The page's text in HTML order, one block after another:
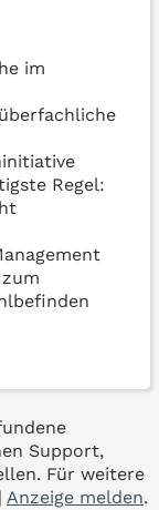
im
Regel:
Support,
Für weitere
| Anzeige melden.